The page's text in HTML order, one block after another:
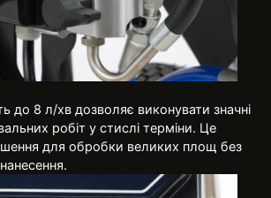
до 8 л/хв дозволяє виконувати значні
робіт у стислі терміни. Це
для обробки великих площ без